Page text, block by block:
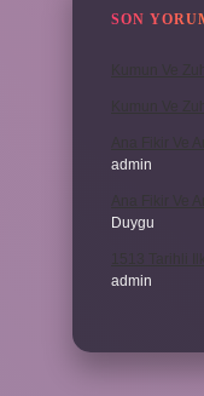
SON
admin
Duygu
1513 Tarihli
admin